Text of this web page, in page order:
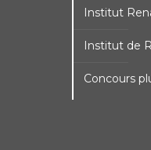
Institut
Institut de
Concours